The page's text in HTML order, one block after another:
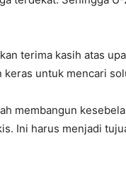
terima kasih atas
untuk mencari
membangun
Ini harus menjadi